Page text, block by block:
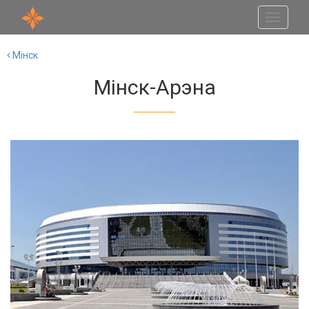
Мінск
Мінск-Арэна